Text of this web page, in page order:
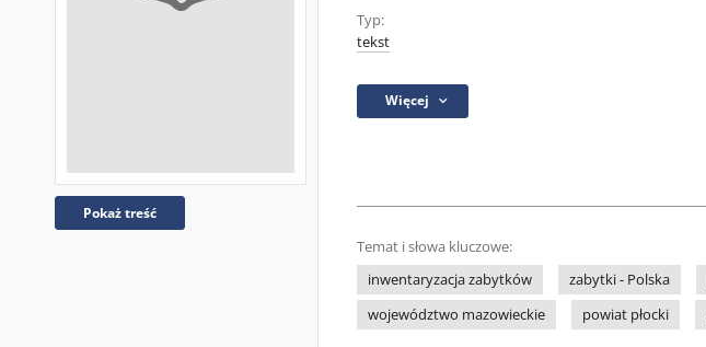
Pokaż treść
Typ:
tekst
Więcej
Temat i słowa kluczowe:
inwentaryzacja zabytków
zabytki - Polska
województwo mazowieckie
powiat płocki